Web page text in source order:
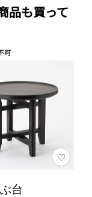
品も買って
ぶ台